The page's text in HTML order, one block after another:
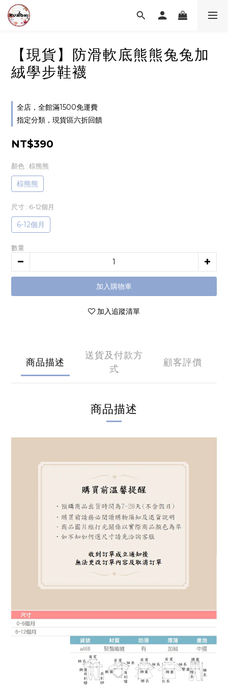
【現貨】防滑軟底熊熊兔兔加
絨學步鞋襪
全店，全館滿1500免運費
指定分類，現貨區六折回饋
NT$390
顏色 : 棕熊熊
棕熊熊
尺寸 : 6-12個月
6-12個月
數量
加入購物車
加入追蹤清單
商品描述
送貨及付款方
式
顧客評價
商品描述